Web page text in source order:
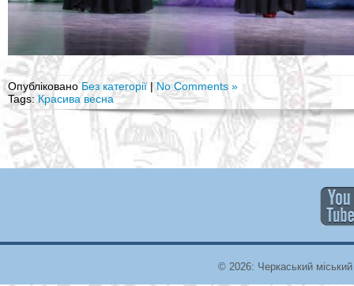
ОпублікованоБез категорії |No Comments »
Tags:Красива весна
© 2026: Черкаський